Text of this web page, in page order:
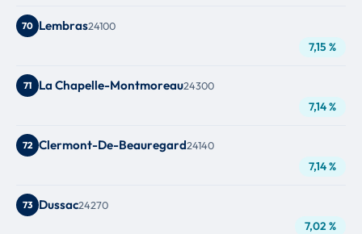
70 Lembras24100
7,15 %
71 La Chapelle-Montmoreau24300
7,14 %
72 Clermont-De-Beauregard24140
7,14 %
73 Dussac24270
7,02 %